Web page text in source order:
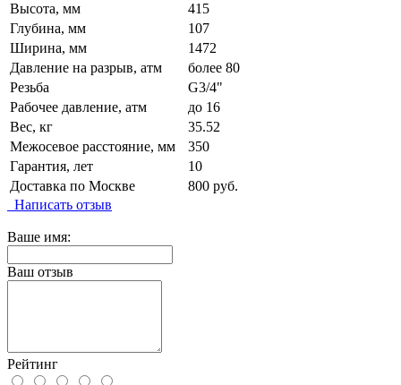
Высота, мм
415
Глубина, мм
107
Ширина, мм
1472
Давление на разрыв, атм
более 80
Резьба
G3/4"
Рабочее давление, атм
до 16
Вес, кг
35.52
Межосевое расстояние, мм
350
Гарантия, лет
10
Доставка по Москве
800 руб.
Написать отзыв
Ваше имя:
Ваш отзыв
Рейтинг